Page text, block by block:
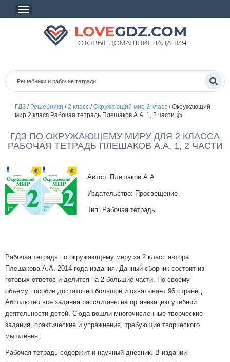
ГДЗ/ Решебники /2 класс/Окружающий мир 2 класс/Окружающий
мир 2 класс Рабочая тетрадь Плешаков А.А. 1, 2 части 👍
ГДЗ ПО ОКРУЖАЮЩЕМУ МИРУ ДЛЯ 2 КЛАССА
РАБОЧАЯ ТЕТРАДЬ ПЛЕШАКОВ А.А. 1, 2 ЧАСТИ
Автор: Плешаков А.А.
Издательство: Просвещение
Тип: Рабочая тетрадь
Рабочая тетрадь по окружающему миру за 2 класс автора
Плешакова А.А. 2014 года издания. Данный сборник состоит из
готовых ответов и делится на 2 большие части. По своему
объему пособие достаточно большое и охватывает 96 страниц.
Абсолютно все задания рассчитаны на организацию учебной
деятельности детей. Сюда вошли многочисленные творческие
задания, практические и упражнения, требующие творческого
мышления.
Рабочая тетрадь содержит и научный дневник. В издании